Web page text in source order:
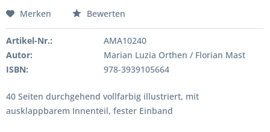
Merken Bewerten
Artikel-Nr.:
AMA10240
Autor:
Marian Luzia Orthen / Florian Mast
ISBN:
978-3939105664
40 Seiten durchgehend vollfarbig illustriert, mit
ausklappbarem Innenteil, fester Einband